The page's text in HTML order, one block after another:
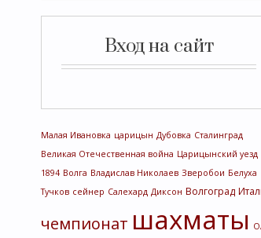
Вход на сайт
Малая Ивановка царицын Дубовка Сталинград
Великая Отечественная война Царицынский уезд
1894 Волга Владислав Николаев Зверобои Белуха
Тучков сейнер Салехард Диксон Волгоград
чемпионат шахматы